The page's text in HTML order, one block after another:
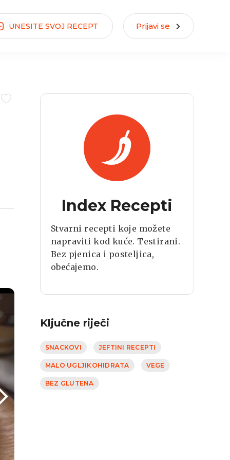
UNESITE SVOJ RECEPT Prijavi se
Index Recepti
Stvarni recepti koje možete
napraviti kod kuće. Testirani.
Bez pjenica i posteljica,
obećajemo.
Ključne riječi
SNACKOVI JEFTINI RECEPTI
MALO UGLJIKOHIDRATA VEGE
BEZ GLUTENA